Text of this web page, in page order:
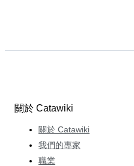
關於 Catawiki
關於 Catawiki
我們的專家
職業